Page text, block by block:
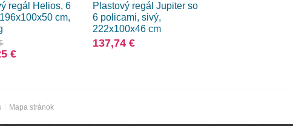
regál Helios, 6
cm,
€
Plastový regál Jupiter so
6 policami, sivý,
222x100x46 cm
137,74 €
Mapa stránok